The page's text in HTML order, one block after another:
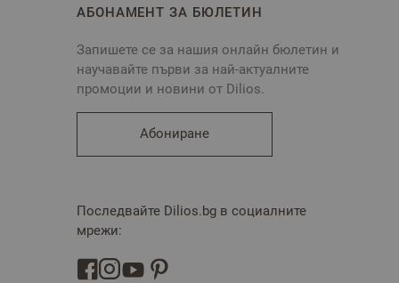
АБОНАМЕНТ ЗА БЮЛЕТИН
Запишете се за нашия онлайн бюлетин и
научавайте първи за най-актуалните
промоции и новини от Dilios.
Абониране
Последвайте Dilios.bg в социалните
мрежи: